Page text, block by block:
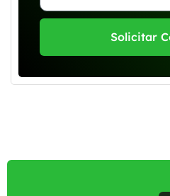
Solicitar